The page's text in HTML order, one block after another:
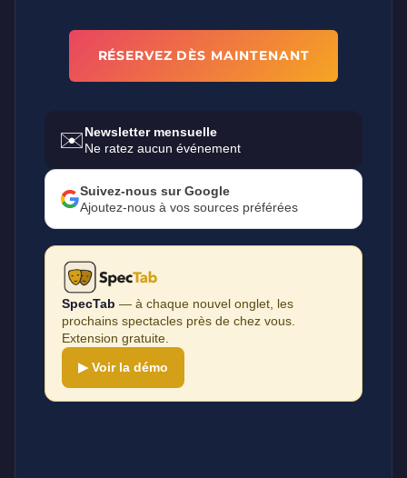
RÉSERVEZ DÈS MAINTENANT
✉️Newsletter mensuelle
Ne ratez aucun événement
Suivez-nous sur Google
Ajoutez-nous à vos sources préférées
SpecTab — à chaque nouvel onglet, les
prochains spectacles près de chez vous.
Extension gratuite.
▶ Voir la démo